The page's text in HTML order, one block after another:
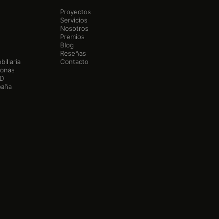
Proyectos
Servicios
Nosotros
Premios
Blog
Reseñas
Contacto